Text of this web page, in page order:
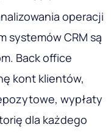
operacji
systemów CRM są
Back office
kont klientów,
wypłaty
dla każdego